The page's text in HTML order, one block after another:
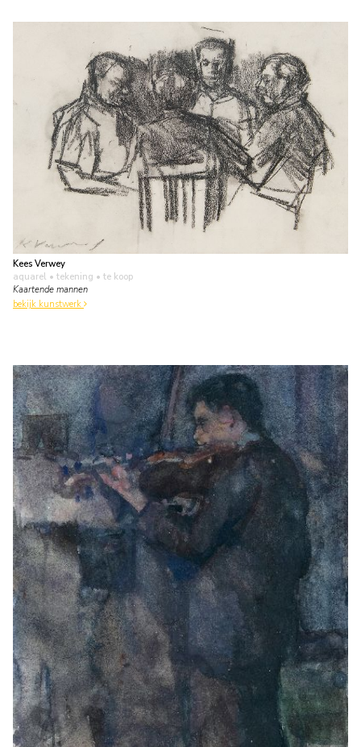
Kees Verwey
aquarel • tekening • te koop
Kaartende mannen
bekijk kunstwerk